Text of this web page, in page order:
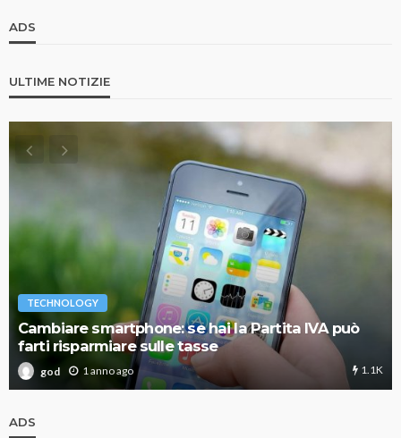
ADS
ULTIME NOTIZIE
TECHNOLOGY
Cambiare smartphone: se hai la Partita IVA può
farti risparmiare sulle tasse
god 1 anno ago 1.1K
ADS